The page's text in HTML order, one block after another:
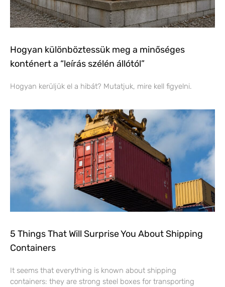
Hogyan különböztessük meg a minőséges
konténert a “leírás szélén állótól”
Hogyan kerüljük el a hibát? Mutatjuk, mire kell figyelni.
5 Things That Will Surprise You About Shipping
Containers
It seems that everything is known about shipping
containers: they are strong steel boxes for transporting